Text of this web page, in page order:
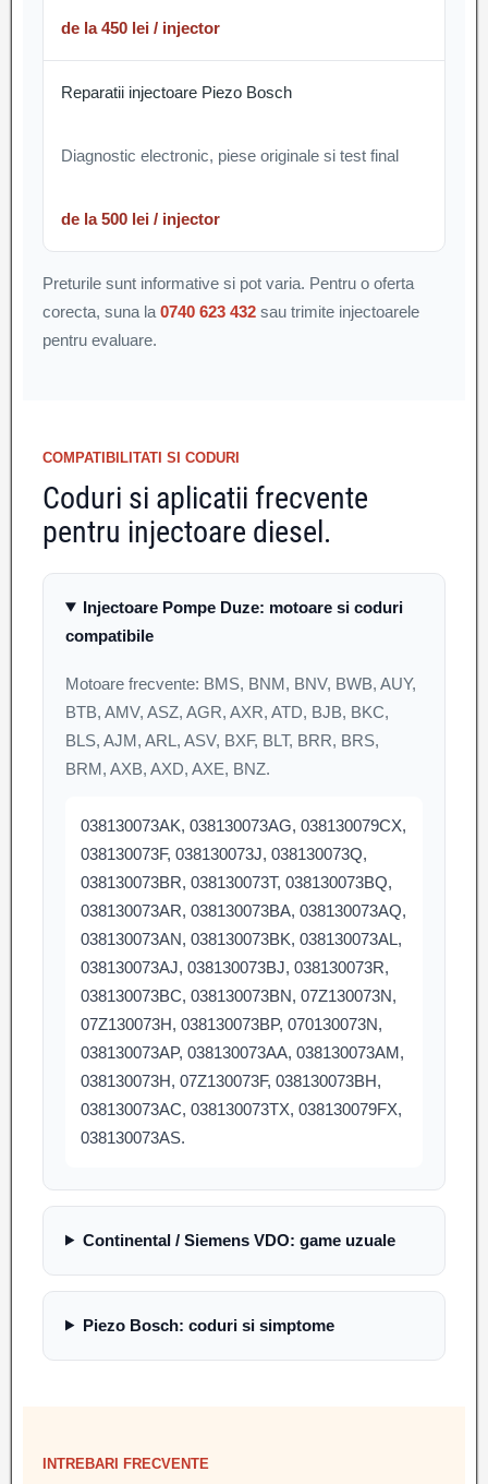
de la 450 lei / injector
Reparatii injectoare Piezo Bosch
Diagnostic electronic, piese originale si test final
de la 500 lei / injector
Preturile sunt informative si pot varia. Pentru o oferta
corecta, suna la 0740 623 432 sau trimite injectoarele
pentru evaluare.
COMPATIBILITATI SI CODURI
Coduri si aplicatii frecvente
pentru injectoare diesel.
Injectoare Pompe Duze: motoare si coduri
compatibile
Motoare frecvente: BMS, BNM, BNV, BWB, AUY,
BTB, AMV, ASZ, AGR, AXR, ATD, BJB, BKC,
BLS, AJM, ARL, ASV, BXF, BLT, BRR, BRS,
BRM, AXB, AXD, AXE, BNZ.
038130073AK, 038130073AG, 038130079CX,
038130073F, 038130073J, 038130073Q,
038130073BR, 038130073T, 038130073BQ,
038130073AR, 038130073BA, 038130073AQ,
038130073AN, 038130073BK, 038130073AL,
038130073AJ, 038130073BJ, 038130073R,
038130073BC, 038130073BN, 07Z130073N,
07Z130073H, 038130073BP, 070130073N,
038130073AP, 038130073AA, 038130073AM,
038130073H, 07Z130073F, 038130073BH,
038130073AC, 038130073TX, 038130079FX,
038130073AS.
Continental / Siemens VDO: game uzuale
Piezo Bosch: coduri si simptome
INTREBARI FRECVENTE